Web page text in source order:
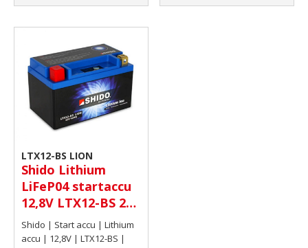
LTX12-BS LION
Shido Lithium
LiFeP04 startaccu
12,8V LTX12-BS 240
CCA
Shido | Start accu | Lithium
accu | 12,8V | LTX12-BS |